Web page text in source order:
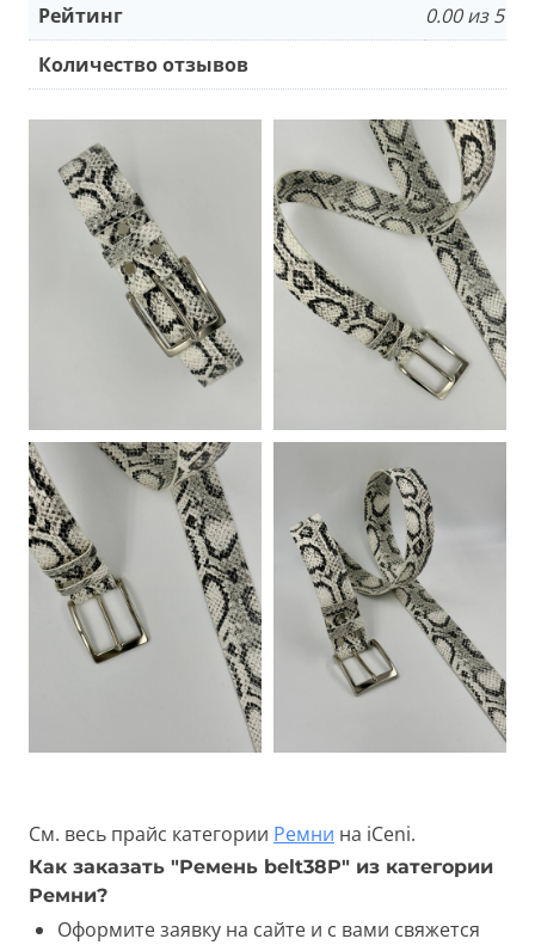
Рейтинг
0.00 из 5
Количество отзывов
См. весь прайс категории Ремни на iCeni.
Как заказать "Ремень belt38P" из категории
Ремни?
Оформите заявку на сайте и с вами свяжется